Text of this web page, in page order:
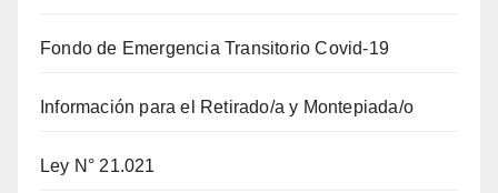
Fondo de Emergencia Transitorio Covid-19
Información para el Retirado/a y Montepiada/o
Ley N° 21.021